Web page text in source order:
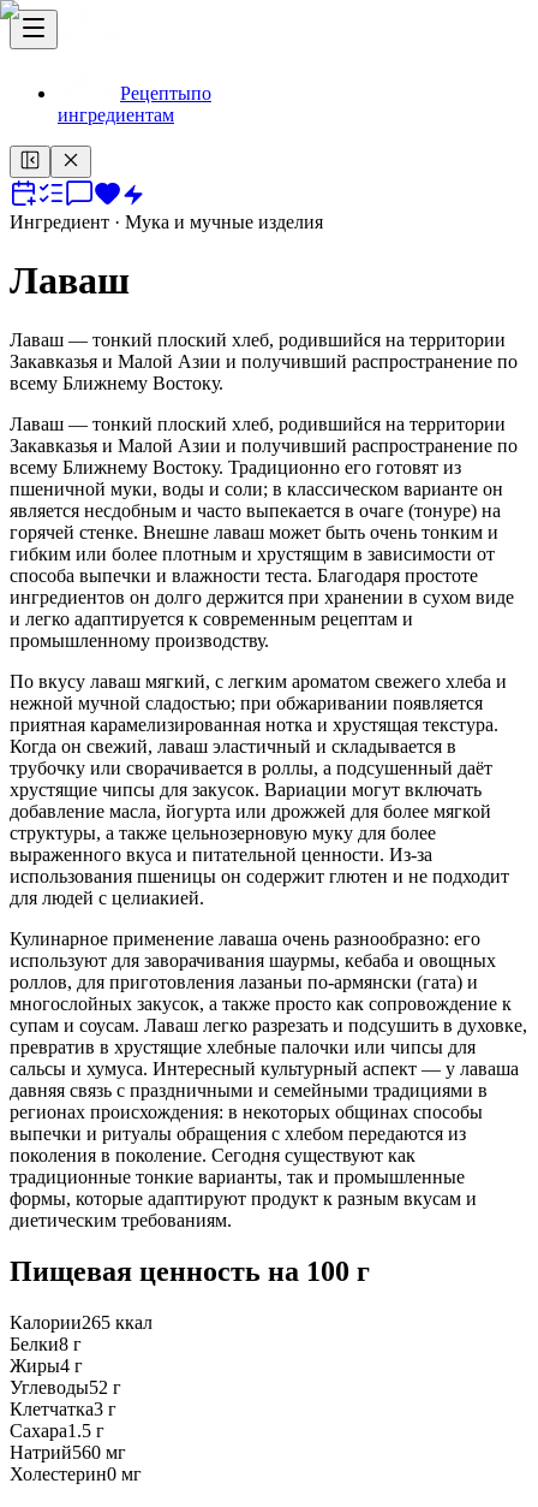
Рецептыпо
ингредиентам
Ингредиент · Мука и мучные изделия
Лаваш
Лаваш — тонкий плоский хлеб, родившийся на территории
Закавказья и Малой Азии и получивший распространение по
всему Ближнему Востоку.
Лаваш — тонкий плоский хлеб, родившийся на территории
Закавказья и Малой Азии и получивший распространение по
всему Ближнему Востоку. Традиционно его готовят из
пшеничной муки, воды и соли; в классическом варианте он
является несдобным и часто выпекается в очаге (тонуре) на
горячей стенке. Внешне лаваш может быть очень тонким и
гибким или более плотным и хрустящим в зависимости от
способа выпечки и влажности теста. Благодаря простоте
ингредиентов он долго держится при хранении в сухом виде
и легко адаптируется к современным рецептам и
промышленному производству.
По вкусу лаваш мягкий, с легким ароматом свежего хлеба и
нежной мучной сладостью; при обжаривании появляется
приятная карамелизированная нотка и хрустящая текстура.
Когда он свежий, лаваш эластичный и складывается в
трубочку или сворачивается в роллы, а подсушенный даёт
хрустящие чипсы для закусок. Вариации могут включать
добавление масла, йогурта или дрожжей для более мягкой
структуры, а также цельнозерновую муку для более
выраженного вкуса и питательной ценности. Из‑за
использования пшеницы он содержит глютен и не подходит
для людей с целиакией.
Кулинарное применение лаваша очень разнообразно: его
используют для заворачивания шаурмы, кебаба и овощных
роллов, для приготовления лазаньи по‑армянски (гата) и
многослойных закусок, а также просто как сопровождение к
супам и соусам. Лаваш легко разрезать и подсушить в духовке,
превратив в хрустящие хлебные палочки или чипсы для
сальсы и хумуса. Интересный культурный аспект — у лаваша
давняя связь с праздничными и семейными традициями в
регионах происхождения: в некоторых общинах способы
выпечки и ритуалы обращения с хлебом передаются из
поколения в поколение. Сегодня существуют как
традиционные тонкие варианты, так и промышленные
формы, которые адаптируют продукт к разным вкусам и
диетическим требованиям.
Пищевая ценность на 100 г
Калории265 ккал
Белки8 г
Жиры4 г
Углеводы52 г
Клетчатка3 г
Сахара1.5 г
Натрий560 мг
Холестерин0 мг